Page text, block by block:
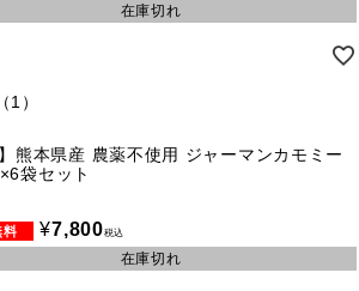
在庫切れ
（1 ）
】熊本県産 農薬不使用 ジャーマンカモミー
袋セット
¥7,800税込
在庫切れ